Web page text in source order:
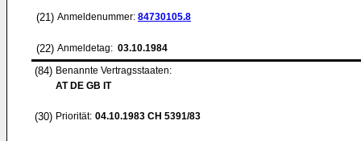
(21) Anmeldenummer: 84730105.8
(22) Anmeldetag: 03.10.1984
(84) Benannte Vertragsstaaten:
AT DE GB IT
(30) Priorität: 04.10.1983 CH 5391/83